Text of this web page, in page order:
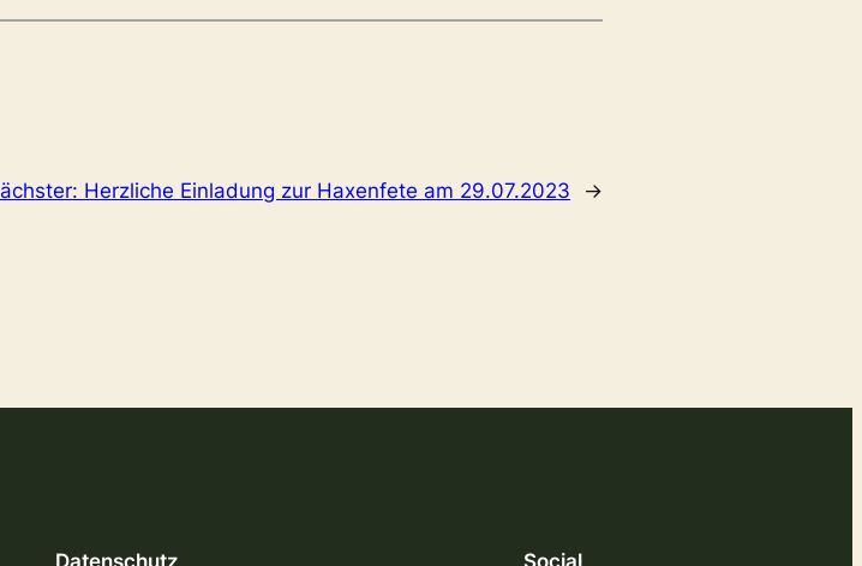
Herzliche Einladung zur Haxenfete am 29.07.2023 →
Datenschutz Social